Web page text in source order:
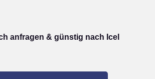
anfragen & günstig nach Icel